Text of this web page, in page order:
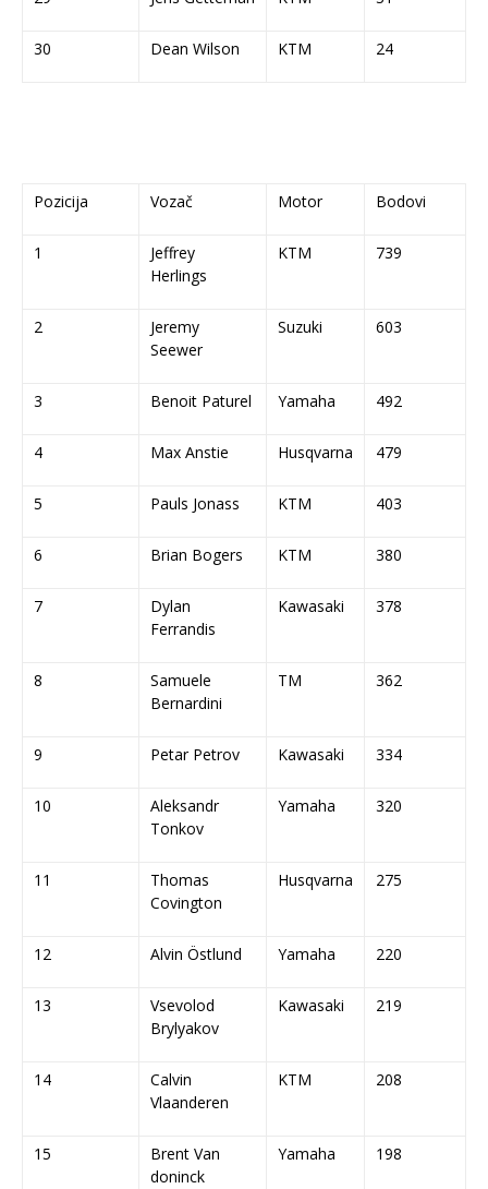
30 Dean Wilson KTM 24
Pozicija Vozač Motor Bodovi
1
Jeffrey
Herlings
KTM 739
2
Jeremy
Seewer
Suzuki 603
3 Benoit Paturel Yamaha 492
4 Max Anstie Husqvarna 479
5 Pauls Jonass KTM 403
6 Brian Bogers KTM 380
7
Dylan
Ferrandis
Kawasaki 378
8
Samuele
Bernardini
TM 362
9 Petar Petrov Kawasaki 334
10
Aleksandr
Tonkov
Yamaha 320
11
Thomas
Covington
Husqvarna 275
12 Alvin Östlund Yamaha 220
13
Vsevolod
Brylyakov
Kawasaki 219
14
Calvin
Vlaanderen
KTM 208
15
Brent Van
doninck
Yamaha 198